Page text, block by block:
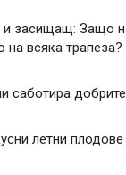
и засищащ: Защо
на всяка трапеза?
саботира
летни